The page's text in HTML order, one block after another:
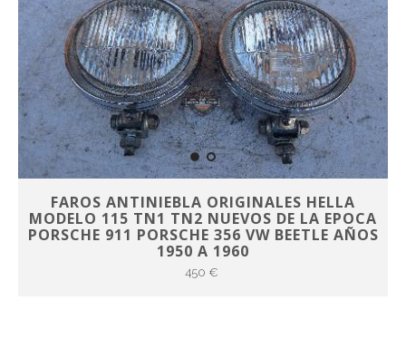
FAROS ANTINIEBLA ORIGINALES HELLA
MODELO 115 TN1 TN2 NUEVOS DE LA EPOCA
PORSCHE 911 PORSCHE 356 VW BEETLE AÑOS
1950 A 1960
450 €